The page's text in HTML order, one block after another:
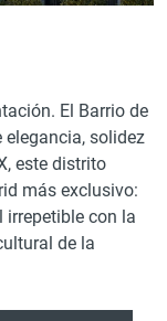
El Barrio de
solidez
este distrito
más exclusivo:
irrepetible con la
de la